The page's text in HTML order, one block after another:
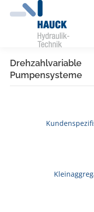
Drehzahlvariable
Pumpensysteme